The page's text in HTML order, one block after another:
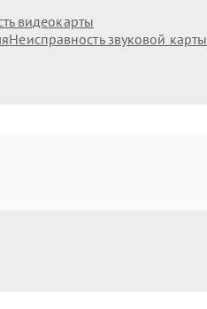
видеокарты
Неисправность звуковой карты